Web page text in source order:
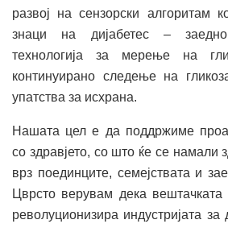
развој на сензорски алгоритам
знаци на дијабетес –
технологија за мерење на
континуирано следење на
упатства за исхрана.
Нашата цел е да поддржиме
со здравјето, со што ќе се намали
врз поединците, семејствата и
Цврсто верувам дека вештачката
револуционизира индустријата за